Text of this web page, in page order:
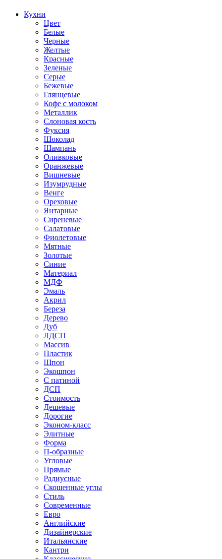
Кухни
Цвет
Белые
Черные
Желтые
Красные
Зеленые
Серые
Бежевые
Глянцевые
Кофе с молоком
Металлик
Слоновая кость
Фуксия
Шоколад
Шампань
Оливковые
Оранжевые
Вишневые
Изумрудные
Венге
Ореховые
Янтарные
Сиреневые
Салатовые
Фиолетовые
Мятные
Золотые
Синие
Материал
МДФ
Эмаль
Акрил
Береза
Дерево
Дуб
ЛДСП
Массив
Пластик
Шпон
Экошпон
С патиной
ДСП
Стоимость
Дешевые
Дорогие
Эконом-класс
Элитные
Форма
П-образные
Угловые
Прямые
Радиусные
Скошенные углы
Стиль
Современные
Евро
Английские
Дизайнерские
Итальянские
Кантри